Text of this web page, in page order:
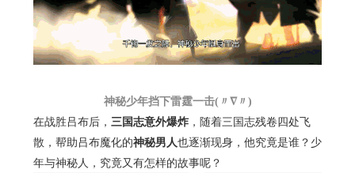
神秘少年挡下雷霆一击(〃∇〃)
在战胜吕布后， 三国志意外爆炸，随着三国志残卷四处飞
散，帮助吕布魔化的神秘男人也逐渐现身，他究竟是谁？少
年与神秘人，究竟又有怎样的故事呢？